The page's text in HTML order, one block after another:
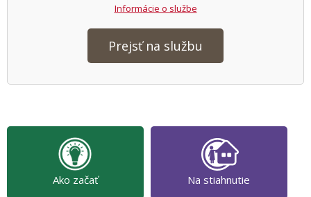
Informácie o službe
Prejsť na službu
Ako začať Na stiahnutie